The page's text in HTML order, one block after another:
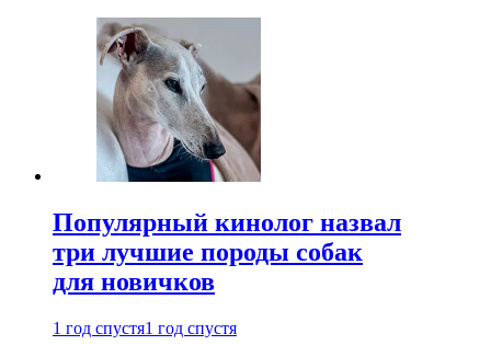
Популярный кинолог назвал
три лучшие породы собак
для новичков
1 год спустя1 год спустя